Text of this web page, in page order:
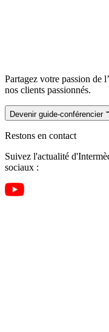
Partagez votre passion de
nos clients passionnés.
Devenir guide-conférencier
Restons en contact
Suivez l'actualité
sociaux :